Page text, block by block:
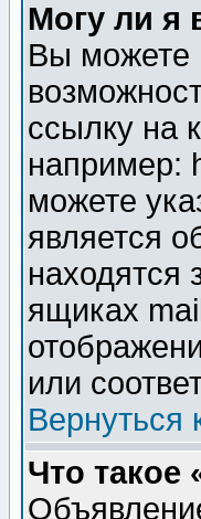
Могу ли я
Вы можете
ссылку на
например:
можете
является
находятся
ящиках
или
Вернуться
Что такое